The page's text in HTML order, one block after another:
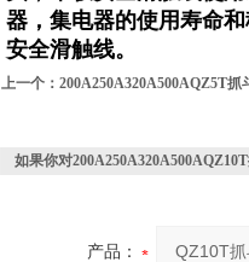
器，集电器的使用寿命
安全滑触线。
上一个： 200A250A320A500AQZ5T
如果你对
产品：